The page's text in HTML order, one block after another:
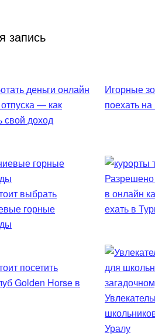
запись
деньги онлайн
— как
свой доход
Игорные
поехать
выбрать
горные
Разрешено
в онлайн
ехать в
посетить
Golden Horse в
Уралу